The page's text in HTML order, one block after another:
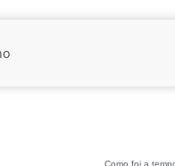
Como foi a